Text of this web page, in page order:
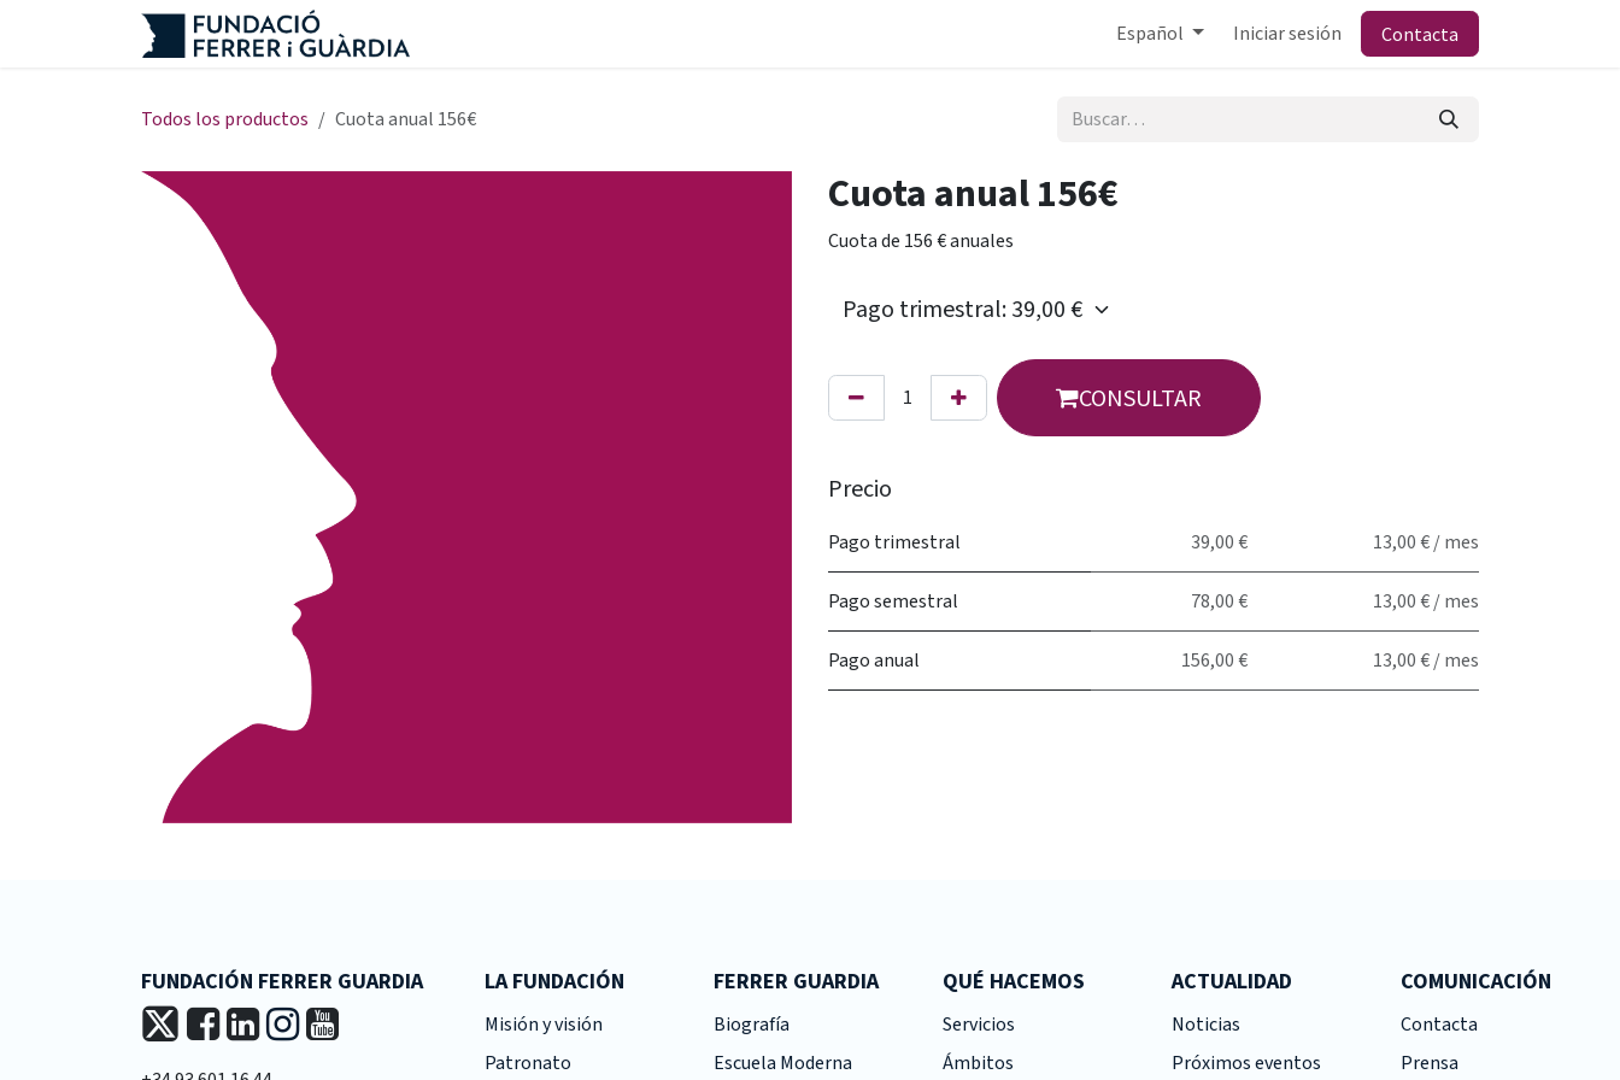
Español Iniciar sesión Contacta
Todos los productos Cuota anual 156€
Cuota anual 156€
Cuota de 156 € anuales
CONSULTAR
Precio
Pago trimestral 39,00 € 13,00 € / mes
Pago semestral 78,00 € 13,00 € / mes
Pago anual 156,00 € 13,00 € / mes
FUNDACIÓN FERRER GUARDIA LA FUNDACIÓN
Misión y visión
Patronato
FERRER GUARDIA
Biografía
Escuela Moderna
QUÉ HACEMOS
Servicios
Ámbitos
ACTUALIDAD
Noticias
Próximos eventos
COMUNICACIÓN
Contacta
Prensa